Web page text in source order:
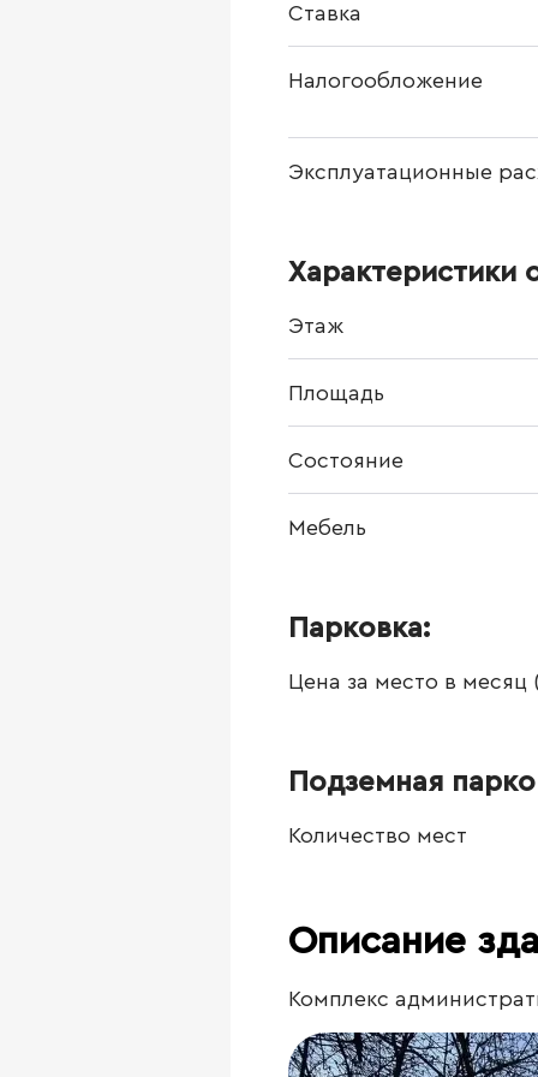
Ставка
Налогообложение
Эксплуатационные
Характеристики
Этаж
Площадь
Состояние
Мебель
Парковка:
Цена за место в месяц
Подземная
Количество мест
Описание
Комплекс